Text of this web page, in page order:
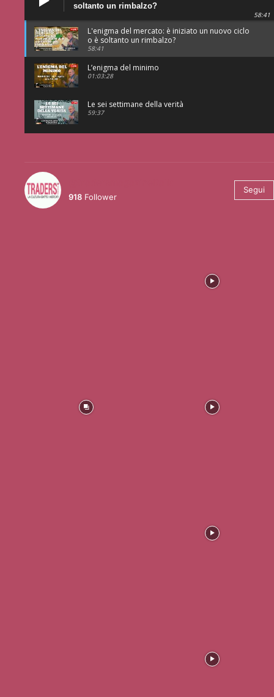
soltanto un rimbalzo?
58:41
L'enigma del mercato: è iniziato un nuovo ciclo
o è soltanto un rimbalzo?
58:41
L’enigma del minimo
01:03:28
Le sei settimane della verità
59:37
918 Follower
Segui